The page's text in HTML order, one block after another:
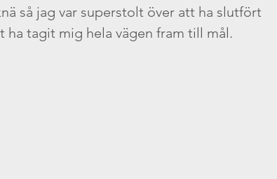
Konflikt
så jag var superstolt över att ha slutfört
ha tagit mig hela vägen fram till mål.